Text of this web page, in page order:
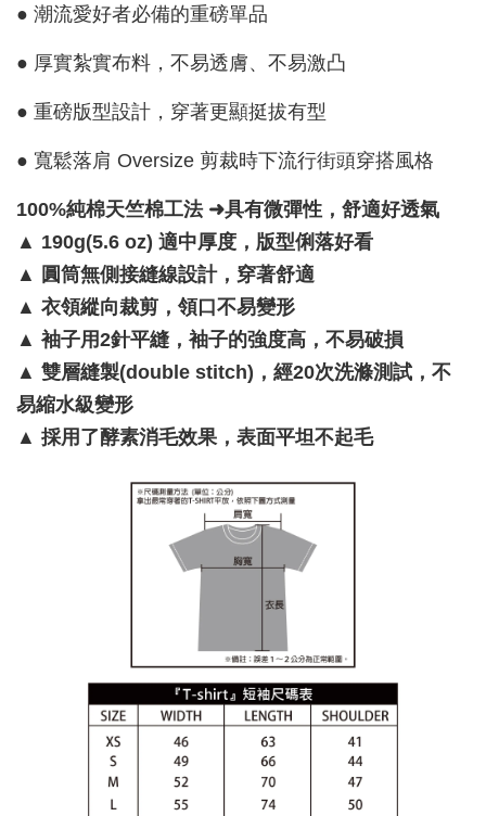
● 潮流愛好者必備的重磅單品
● 厚實紮實布料，不易透膚、不易激凸
● 重磅版型設計，穿著更顯挺拔有型
● 寬鬆落肩 Oversize 剪裁時下流行街頭穿搭風格
100%純棉天竺棉工法 ➜具有微彈性，舒適好透氣
▲ 190g(5.6 oz) 適中厚度，版型俐落好看
▲ 圓筒無側接縫線設計，穿著舒適
▲ 衣領縱向裁剪，領口不易變形
▲ 袖子用2針平縫，袖子的強度高，不易破損
▲ 雙層縫製(double stitch)，經20次洗滌測試，不
易縮水級變形
▲ 採用了酵素消毛效果，表面平坦不起毛